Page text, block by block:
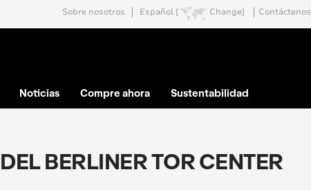
Sobre nosotros Español [ Change] Contáctenos
Noticias Compre ahora Sustentabilidad
BERLINER TOR CENTER